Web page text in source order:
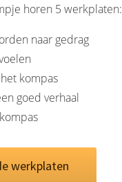
horen 5 werkplaten:
naar gedrag
kompas
goed verhaal
werkplaten